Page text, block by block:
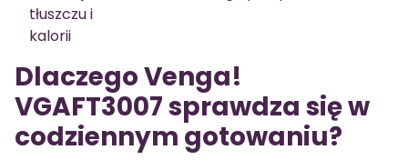
tłuszczu i
kalorii
Dlaczego Venga!
VGAFT3007 sprawdza się w
codziennym gotowaniu?